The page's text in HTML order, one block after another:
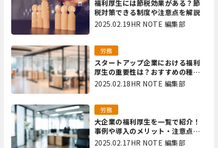
福利厚生には節税効果がある？節
税対策できる制度や注意点を解説
2025.02.19HR NOTE 編集部
スタートアップ企業における福利
厚生の重要性は？おすすめの種類
やメリット・デメリットを解説
労務
2025.02.18HR NOTE 編集部
大企業の福利厚生を一覧で紹介！
事例や導入のメリット・注意点を
解説
労務
2025.02.17HR NOTE 編集部